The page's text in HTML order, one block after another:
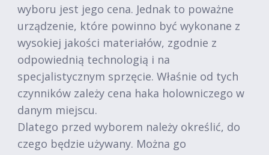
wyboru jest jego cena. Jednak to poważne
urządzenie, które powinno być wykonane z
wysokiej jakości materiałów, zgodnie z
odpowiednią technologią i na
specjalistycznym sprzęcie. Właśnie od tych
czynników zależy cena haka holowniczego w
danym miejscu.
Dlatego przed wyborem należy określić, do
czego będzie używany. Można go